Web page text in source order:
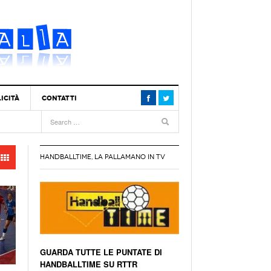
Il Girone
Anche Contro
2018
A Tbilisi:
2018
U18 M | L’Italia Vince Il Girone
2018
U18 M | Italia Brillante Anche Contro
Finlandia: 32-17!
- 14 August 2018
U18 M | Esordio Con Vittoria A Tbilisi:
Battuta 20-27
CONTATTI
HANDBALLTIME, LA PALLAMANO IN TV
GUARDA TUTTE LE PUNTATE DI
HANDBALLTIME SU RTTR